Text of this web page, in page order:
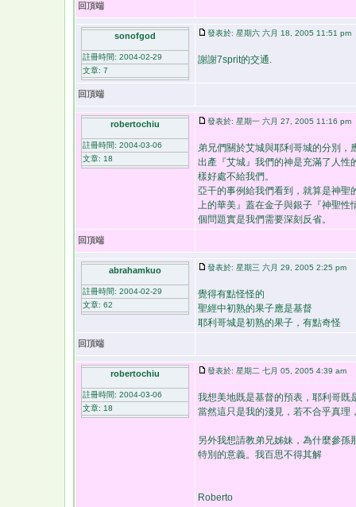
回頂端
sonofgod
註冊時間: 2004-02-29
文章: 7
發表於: 星期六 六月 18, 2005 11:51 pm
謝謝7sprit的交通.
回頂端
robertochiu
註冊時間: 2004-03-06
文章: 18
發表於: 星期一 六月 27, 2005 11:16 pm
弟兄們關於艾城與耶利哥城的分別
出產『艾城』我們的神是充滿了人性
樣好處不給我們。
亞干的事例給我們看到，就算是神聖
上的華美』蓋在金子與銀子『神聖性
個問題實是我們需要深刻反省。
回頂端
abrahamkuo
註冊時間: 2004-02-29
文章: 62
發表於: 星期三 六月 29, 2005 2:25 pm
覺得有點怪怪的
聖經中初熟的果子應是基督
耶利哥城是初熟的果子，有點奇怪
回頂端
robertochiu
註冊時間: 2004-03-06
文章: 18
發表於: 星期二 七月 05, 2005 4:39 am
我想美地既是基督的預表，耶利哥既
當然這只是我的淺見，若不合乎真理
另外我想請教弟兄姊妹，為什麼參
特別的意義。我百思不得其解
Roberto